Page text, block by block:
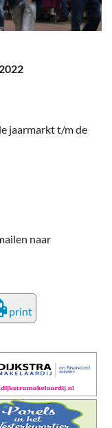
jaarmarkt t/m de
naar
print